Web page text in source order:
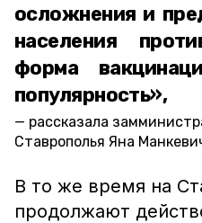
осложнения и
населения
форма
популярность»,
рассказала
Ставрополья Яна
В то же время на
продолжают